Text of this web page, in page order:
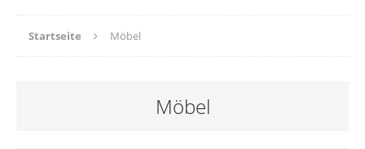
Startseite Möbel
Möbel